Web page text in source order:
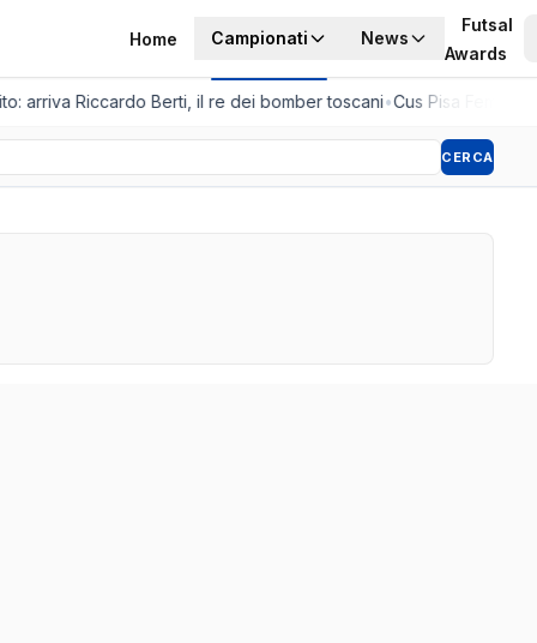
Home Campionati News
Futsal
Awards
arriva Riccardo Berti, il re dei bomber toscani•Cus Pisa
CERCA